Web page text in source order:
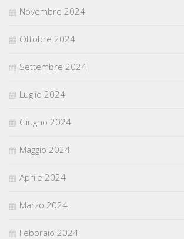
Novembre 2024
Ottobre 2024
Settembre 2024
Luglio 2024
Giugno 2024
Maggio 2024
Aprile 2024
Marzo 2024
Febbraio 2024